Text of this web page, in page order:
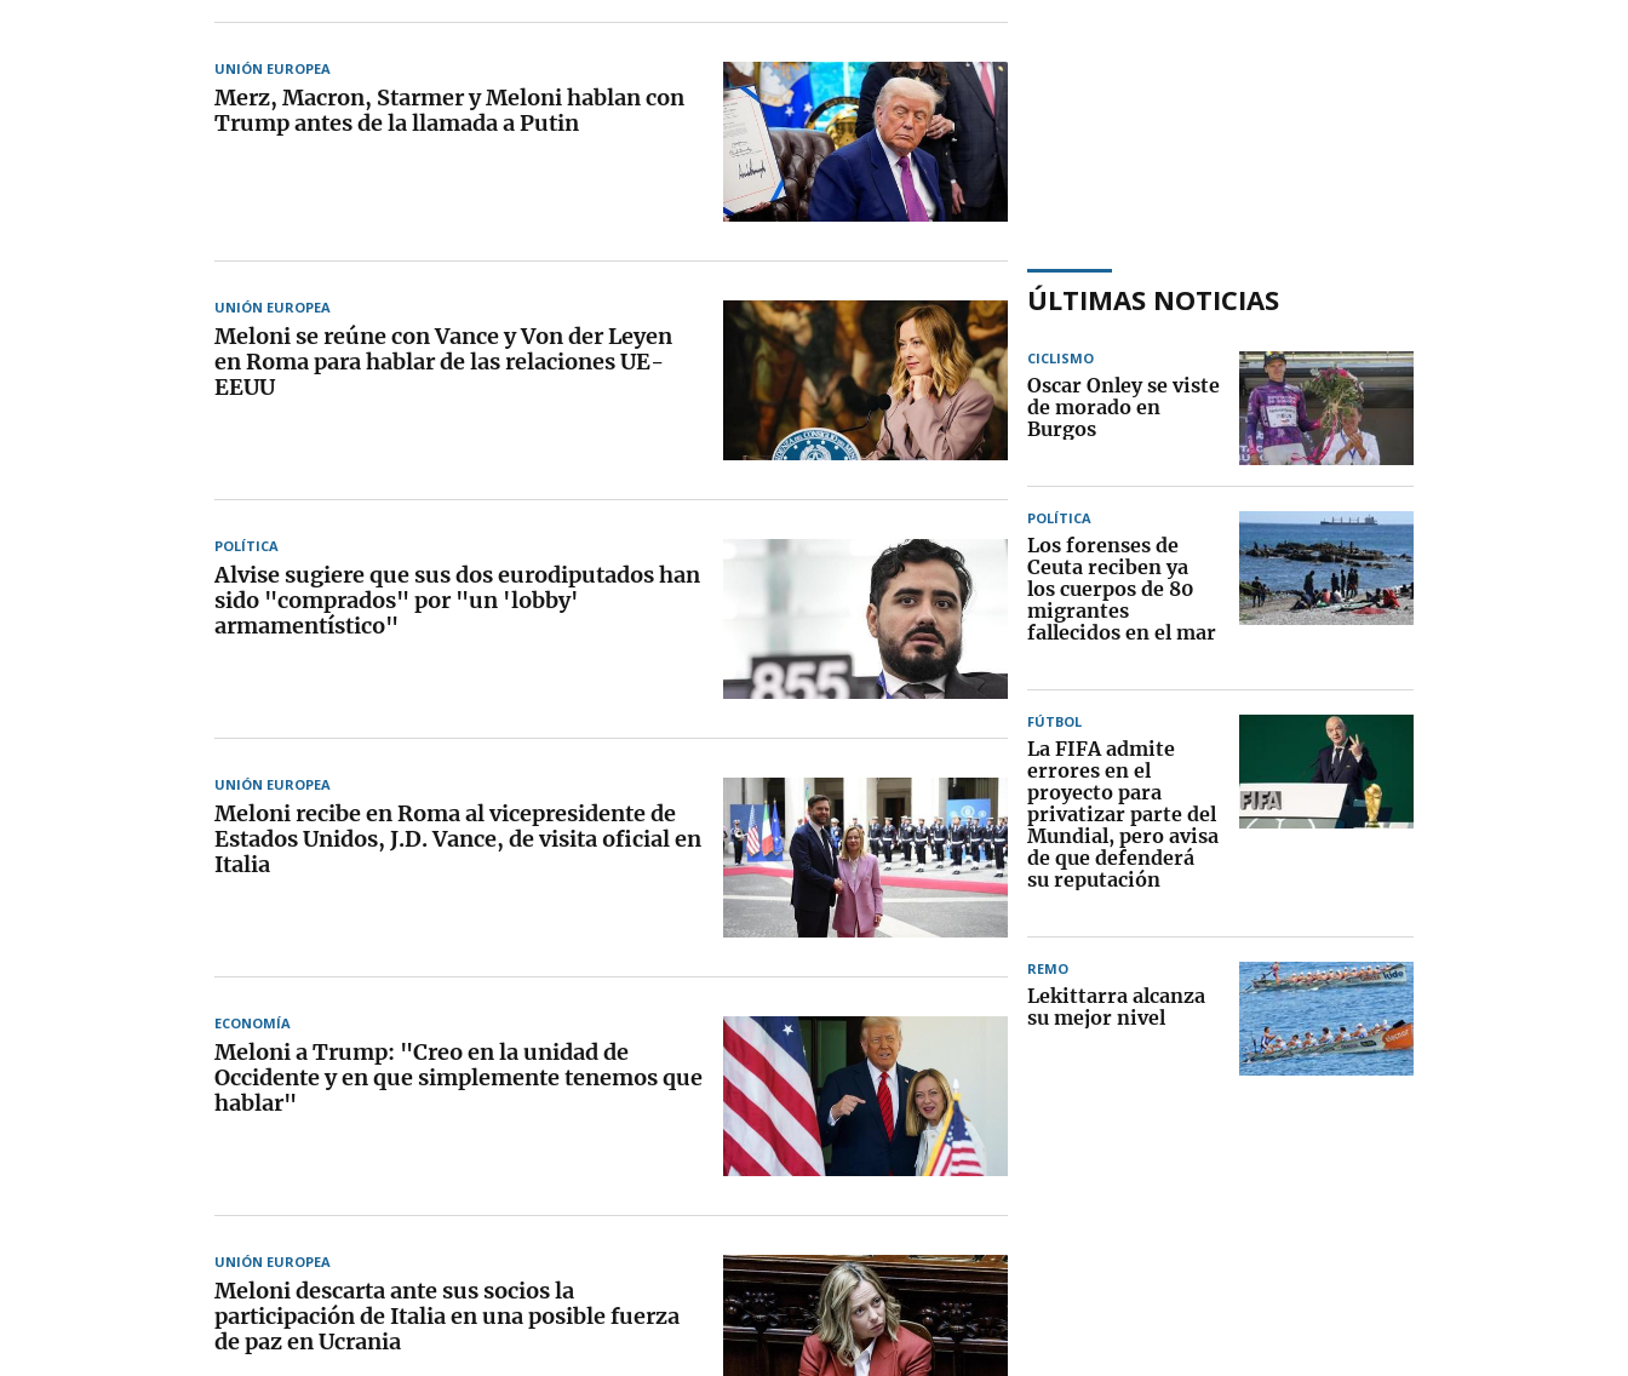
UNIÓN EUROPEA
Merz, Macron, Starmer y Meloni hablan con
Trump antes de la llamada a Putin
UNIÓN EUROPEA
Meloni se reúne con Vance y Von der Leyen
en Roma para hablar de las relaciones UE-
EEUU
POLÍTICA
Alvise sugiere que sus dos eurodiputados han
sido "comprados" por "un 'lobby'
armamentístico"
UNIÓN EUROPEA
Meloni recibe en Roma al vicepresidente de
Estados Unidos, J.D. Vance, de visita oficial en
Italia
ECONOMÍA
Meloni a Trump: "Creo en la unidad de
Occidente y en que simplemente tenemos que
hablar"
UNIÓN EUROPEA
Meloni descarta ante sus socios la
participación de Italia en una posible fuerza
de paz en Ucrania
ÚLTIMAS NOTICIAS
CICLISMO
Oscar Onley se viste
de morado en
Burgos
POLÍTICA
Los forenses de
Ceuta reciben ya
los cuerpos de 80
migrantes
fallecidos en el mar
FÚTBOL
La FIFA admite
errores en el
proyecto para
privatizar parte del
Mundial, pero avisa
de que defenderá
su reputación
REMO
Lekittarra alcanza
su mejor nivel